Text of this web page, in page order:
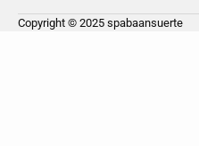
Copyright © 2025 spabaansuerte